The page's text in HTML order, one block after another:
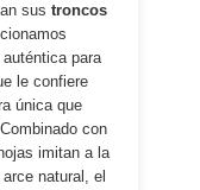
sustroncos
para
le confiere
única que
con
imitan a la
natural, el